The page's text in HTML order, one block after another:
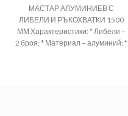
МАСТАР АЛУМИНИЕВ С
ЛИБЕЛИ И РЪКОХВАТКИ 1500
ММ Характеристики: * Либели –
2 броя; * Материал – алуминий; *